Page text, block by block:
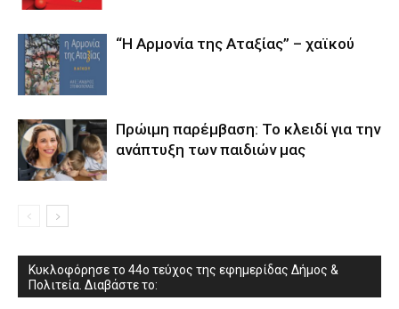
“Η Αρμονία της Αταξίας” – χαϊκού
Πρώιμη παρέμβαση: Το κλειδί για την
ανάπτυξη των παιδιών µας
Κυκλοφόρησε το 44ο τεύχος της εφημερίδας Δήμος &
Πολιτεία. Διαβάστε το: